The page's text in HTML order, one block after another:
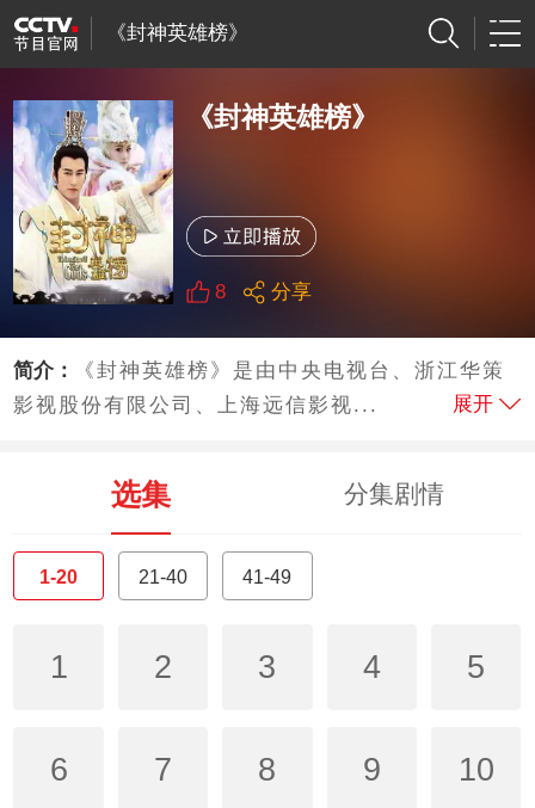
《封神英雄榜》
《封神英雄榜》
8 分享
简介：
《封神英雄榜》是由中央电视台、浙江华策
影视股份有限公司、上海远信影视...
展开
选集 分集剧情
1-20 21-40 41-49
1 2 3 4 5
6 7 8 9 10